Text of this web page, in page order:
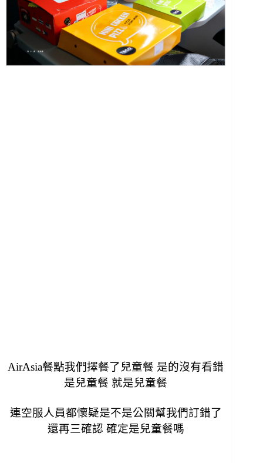
AirAsia餐點我們擇餐了兒童餐 是的沒有看錯
是兒童餐 就是兒童餐
連空服人員都懷疑是不是公關幫我們訂錯了
還再三確認 確定是兒童餐嗎